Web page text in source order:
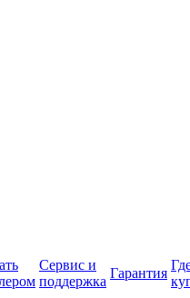
Сервис и
поддержка
Гарантия